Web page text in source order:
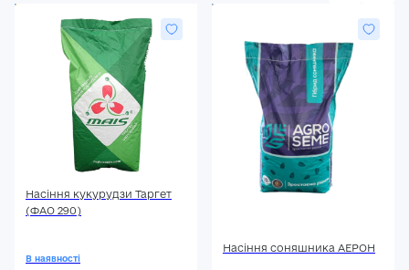
Насіння кукурудзи Таргет
(ФАО 290)
В наявності
Насіння соняшника АЕРОН